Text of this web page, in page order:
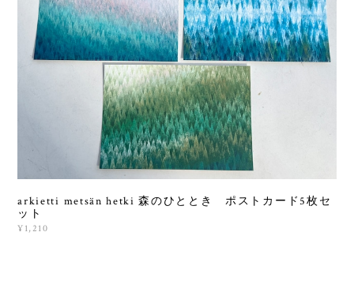
arkietti metsän hetki 森のひととき ポストカード5枚セ
ット
¥1,210